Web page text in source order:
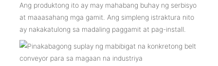
Ang produktong ito ay may mahabang buhay ng serbisyo
at maaasahang mga gamit. Ang simpleng istraktura nito
ay nakakatulong sa madaling paggamit at pag-install.